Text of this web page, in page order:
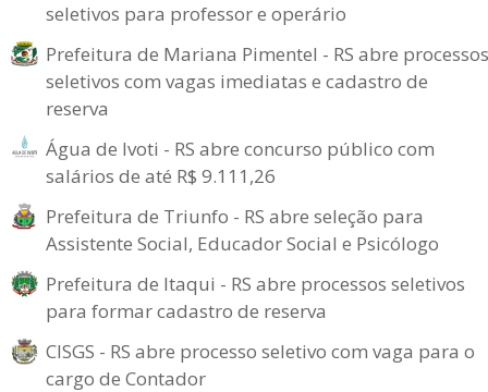
seletivos para professor e operário
Prefeitura de Mariana Pimentel - RS abre processos
seletivos com vagas imediatas e cadastro de
reserva
Água de Ivoti - RS abre concurso público com
salários de até R$ 9.111,26
Prefeitura de Triunfo - RS abre seleção para
Assistente Social, Educador Social e Psicólogo
Prefeitura de Itaqui - RS abre processos seletivos
para formar cadastro de reserva
CISGS - RS abre processo seletivo com vaga para o
cargo de Contador